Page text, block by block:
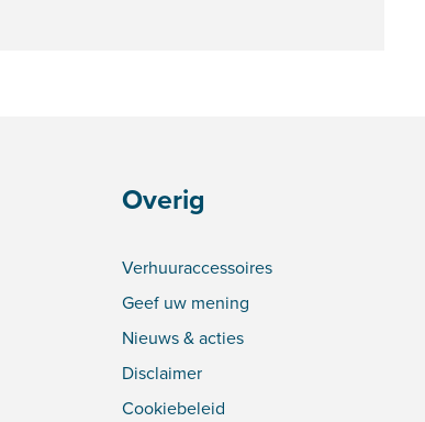
Overig
Verhuuraccessoires
Geef uw mening
Nieuws & acties
Disclaimer
Cookiebeleid